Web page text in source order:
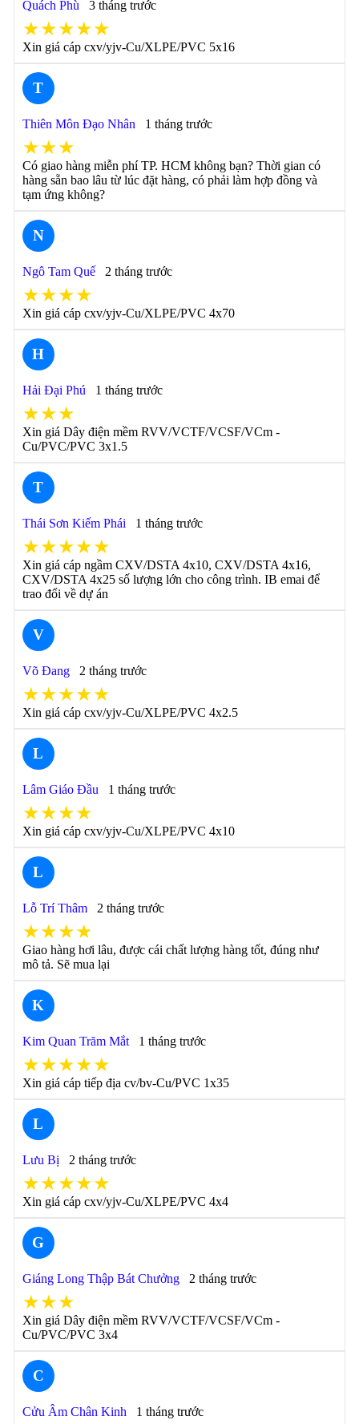
Quách Phù 3 tháng trước
★★★★★
Xin giá cáp cxv/yjv-Cu/XLPE/PVC 5x16
T
Thiên Môn Đạo Nhân 1 tháng trước
★★★
Có giao hàng miễn phí TP. HCM không bạn? Thời gian có
hàng sẵn bao lâu từ lúc đặt hàng, có phải làm hợp đồng và
tạm ứng không?
N
Ngô Tam Quế 2 tháng trước
★★★★
Xin giá cáp cxv/yjv-Cu/XLPE/PVC 4x70
H
Hải Đại Phú 1 tháng trước
★★★
Xin giá Dây điện mềm RVV/VCTF/VCSF/VCm -
Cu/PVC/PVC 3x1.5
T
Thái Sơn Kiếm Phái 1 tháng trước
★★★★★
Xin giá cáp ngầm CXV/DSTA 4x10, CXV/DSTA 4x16,
CXV/DSTA 4x25 số lượng lớn cho công trình. IB emai để
trao đổi về dự án
V
Võ Đang 2 tháng trước
★★★★★
Xin giá cáp cxv/yjv-Cu/XLPE/PVC 4x2.5
L
Lâm Giáo Đầu 1 tháng trước
★★★★
Xin giá cáp cxv/yjv-Cu/XLPE/PVC 4x10
L
Lỗ Trí Thâm 2 tháng trước
★★★★
Giao hàng hơi lâu, được cái chất lượng hàng tốt, đúng như
mô tả. Sẽ mua lại
K
Kim Quan Trăm Mắt 1 tháng trước
★★★★★
Xin giá cáp tiếp địa cv/bv-Cu/PVC 1x35
L
Lưu Bị 2 tháng trước
★★★★★
Xin giá cáp cxv/yjv-Cu/XLPE/PVC 4x4
G
Giáng Long Thập Bát Chưởng 2 tháng trước
★★★
Xin giá Dây điện mềm RVV/VCTF/VCSF/VCm -
Cu/PVC/PVC 3x4
C
Cửu Âm Chân Kinh 1 tháng trước